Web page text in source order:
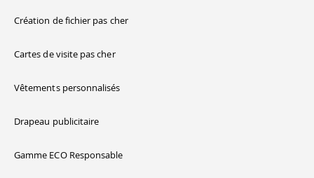
Création de fichier pas cher
Cartes de visite pas cher
Vêtements personnalisés
Drapeau publicitaire
Gamme ECO Responsable